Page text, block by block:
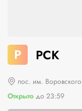
Р РСК
пос. им. Воровского
Открыто до 23:59